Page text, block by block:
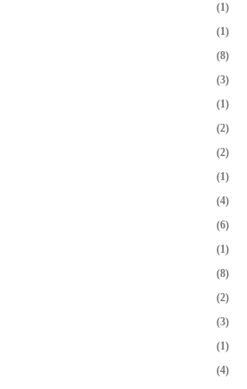
(1)
(1)
(8)
(3)
(1)
(2)
(2)
(1)
(4)
(6)
(1)
(8)
(2)
(3)
(1)
(4)